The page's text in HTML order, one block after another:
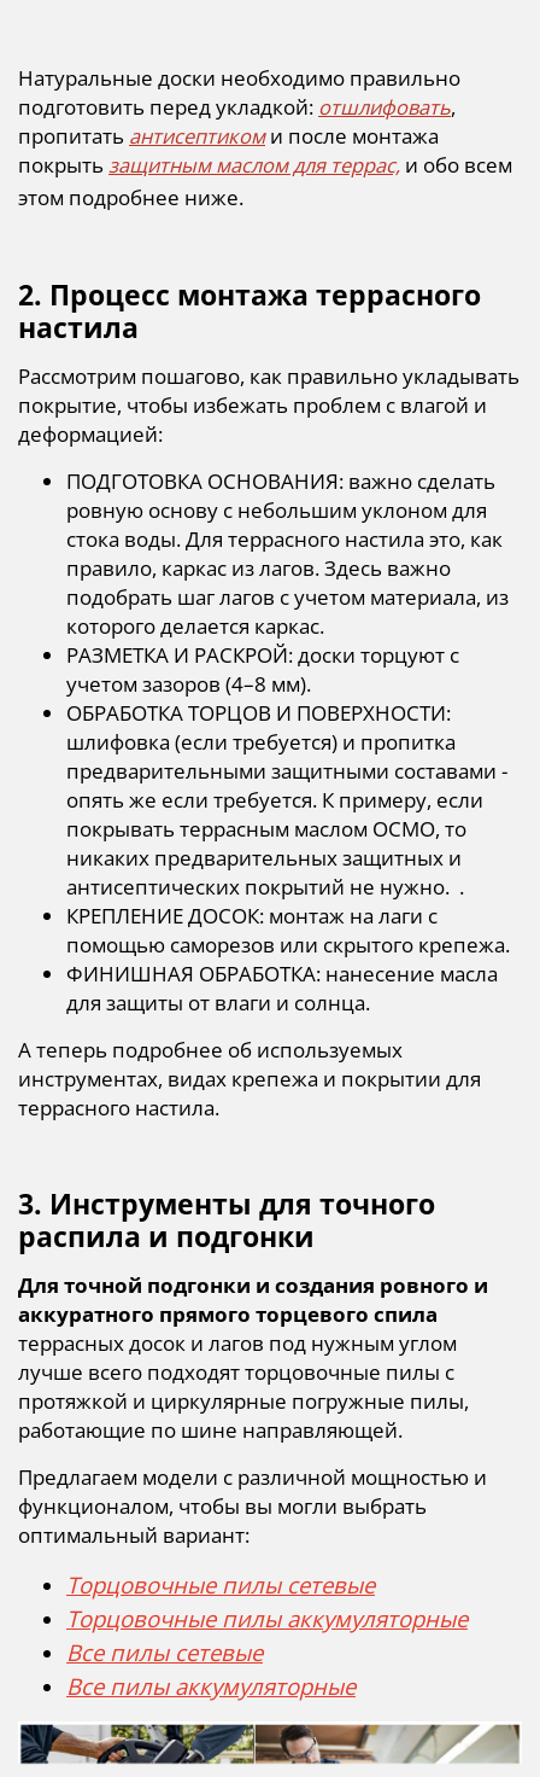
Натуральные доски необходимо правильно
подготовить перед укладкой: отшлифовать,
пропитать антисептикоми после монтажа
покрыть защитным маслом для террас, и обо всем
этом подробнее ниже.
2. Процесс монтажа террасного
настила
Рассмотрим пошагово, как правильно укладывать
покрытие, чтобы избежать проблем с влагой и
деформацией:
ПОДГОТОВКА ОСНОВАНИЯ: важно сделать
ровную основу с небольшим уклоном для
стока воды. Для террасного настила это, как
правило, каркас из лагов. Здесь важно
подобрать шаг лагов с учетом материала, из
которого делается каркас.
РАЗМЕТКА И РАСКРОЙ: доски торцуют с
учетом зазоров (4–8 мм).
ОБРАБОТКА ТОРЦОВ И ПОВЕРХНОСТИ:
шлифовка (если требуется) и пропитка
предварительными защитными составами -
опять же если требуется. К примеру, если
покрывать террасным маслом ОСМО, то
никаких предварительных защитных и
антисептических покрытий не нужно. .
КРЕПЛЕНИЕ ДОСОК: монтаж на лаги с
помощью саморезов или скрытого крепежа.
ФИНИШНАЯ ОБРАБОТКА: нанесение масла
для защиты от влаги и солнца.
А теперь подробнее об используемых
инструментах, видах крепежа и покрытии для
террасного настила.
3. Инструменты для точного
распила и подгонки
Для точной подгонки и создания ровного и
аккуратного прямого торцевого спила
террасных досок и лагов под нужным углом
лучше всего подходят торцовочные пилы с
протяжкой и циркулярные погружные пилы,
работающие по шине направляющей.
Предлагаем модели с различной мощностью и
функционалом, чтобы вы могли выбрать
оптимальный вариант:
Торцовочные пилы сетевые
Торцовочные пилы аккумуляторные
Все пилы сетевые
Все пилы аккумуляторные